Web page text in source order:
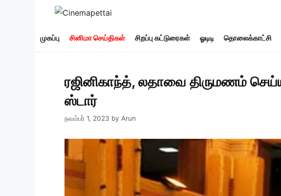
முகப்பு சினிமா செய்திகள் சிறப்பு கட்டுரைகள் ஓடிடி தொலைக்காட்சி
ரஜினிகாந்த், லதாவை திருமணம்
ஸ்டார்
நவம்பர் 1, 2023 by Arun